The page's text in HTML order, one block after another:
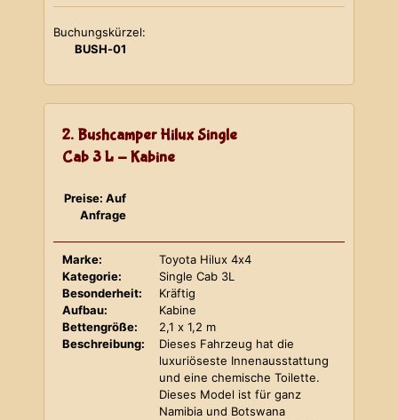
Buchungskürzel:
BUSH-01
2. Bushcamper Hilux Single
Cab 3 L - Kabine
Preise: Auf
Anfrage
Marke:
Toyota Hilux 4x4
Kategorie:
Single Cab 3L
Besonderheit:
Kräftig
Aufbau:
Kabine
Bettengröße:
2,1 x 1,2 m
Beschreibung:
Dieses Fahrzeug hat die
luxuriöseste Innenausstattung
und eine chemische Toilette.
Dieses Model ist für ganz
Namibia und Botswana